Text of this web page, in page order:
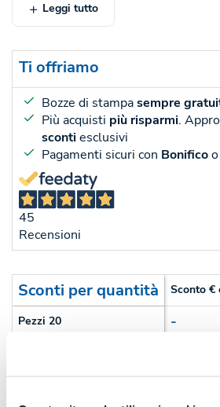
Leggi tutto
Ti offriamo
Bozze di stampasempre
Più acquisti più risparmi.
scontiesclusivi
Pagamenti sicuri con Bonificoo
45
Recensioni
Sconti per quantità Sconto €
Pezzi 20 -